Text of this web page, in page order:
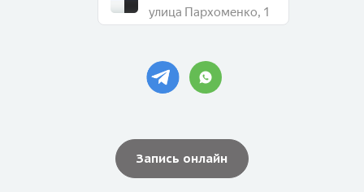
улица Пархоменко, 1
Запись онлайн